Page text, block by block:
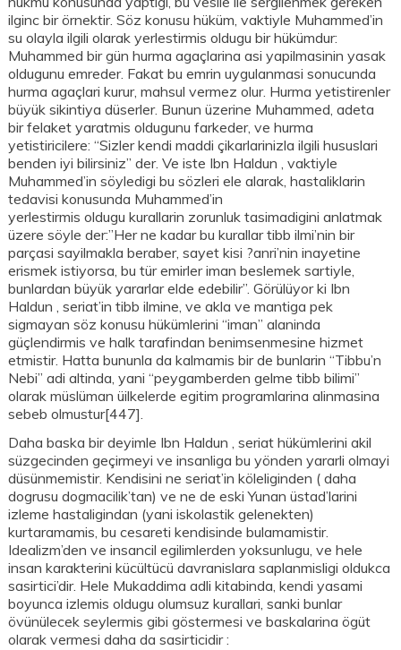
ilginc bir örnektir. Söz konusu hüküm, vaktiyle Muhammed’in
su olayla ilgili olarak yerlestirmis oldugu bir hükümdur:
Muhammed bir gün hurma agaçlarina asi yapilmasinin yasak
oldugunu emreder. Fakat bu emrin uygulanmasi sonucunda
hurma agaçlari kurur, mahsul vermez olur. Hurma yetistirenler
büyük sikintiya düserler. Bunun üzerine Muhammed, adeta
bir felaket yaratmis oldugunu farkeder, ve hurma
yetistiricilere: “Sizler kendi maddi çikarlarinizla ilgili hususlari
benden iyi bilirsiniz” der. Ve iste Ibn Haldun , vaktiyle
Muhammed’in söyledigi bu sözleri ele alarak, hastaliklarin
tedavisi konusunda Muhammed’in
yerlestirmis oldugu kurallarin zorunluk tasimadigini anlatmak
üzere söyle der:”Her ne kadar bu kurallar tibb ilmi’nin bir
parçasi sayilmakla beraber, sayet kisi ?anri’nin inayetine
erismek istiyorsa, bu tür emirler iman beslemek sartiyle,
bunlardan büyük yararlar elde edebilir”. Görülüyor ki Ibn
Haldun , seriat’in tibb ilmine, ve akla ve mantiga pek
sigmayan söz konusu hükümlerini “iman” alaninda
güçlendirmis ve halk tarafindan benimsenmesine hizmet
etmistir. Hatta bununla da kalmamis bir de bunlarin “Tibbu’n
Nebi” adi altinda, yani “peygamberden gelme tibb bilimi”
olarak müslüman üilkelerde egitim programlarina alinmasina
sebeb olmustur[447].
Daha baska bir deyimle Ibn Haldun , seriat hükümlerini akil
süzgecinden geçirmeyi ve insanliga bu yönden yararli olmayi
düsünmemistir. Kendisini ne seriat’in köleliginden ( daha
dogrusu dogmacilik’tan) ve ne de eski Yunan üstad’larini
izleme hastaligindan (yani iskolastik gelenekten)
kurtaramamis, bu cesareti kendisinde bulamamistir.
Idealizm’den ve insancil egilimlerden yoksunlugu, ve hele
insan karakterini kücültücü davranislara saplanmisligi oldukca
sasirtici’dir. Hele Mukaddima adli kitabinda, kendi yasami
boyunca izlemis oldugu olumsuz kurallari, sanki bunlar
övünülecek seylermis gibi göstermesi ve baskalarina ögüt
olarak vermesi daha da sasirticidir :